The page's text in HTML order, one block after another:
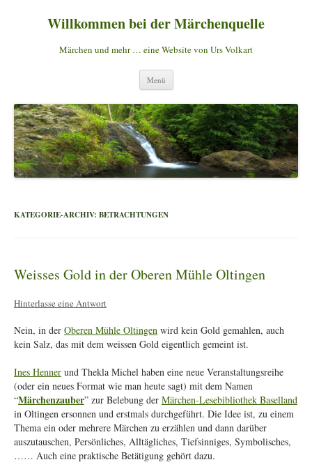
Willkommen bei der Märchenquelle
Märchen und mehr … eine Website von Urs Volkart
Menü Zum
springen
KATEGORIE-ARCHIV: BETRACHTUNGEN
Weisses Gold in der Oberen Mühle Oltingen
Hinterlasse eine Antwort
Nein, in der Oberen Mühle Oltingen wird kein Gold gemahlen, auch
kein Salz, das mit dem weissen Gold eigentlich gemeint ist.
Ines Henner und Thekla Michel haben eine neue Veranstaltungsreihe
(oder ein neues Format wie man heute sagt) mit dem Namen
“Märchenzauber” zur Belebung der Märchen-Lesebibliothek Baselland
in Oltingen ersonnen und erstmals durchgeführt. Die Idee ist, zu einem
Thema ein oder mehrere Märchen zu erzählen und dann darüber
auszutauschen, Persönliches, Alltägliches, Tiefsinniges, Symbolisches,
…… Auch eine praktische Betätigung gehört dazu.